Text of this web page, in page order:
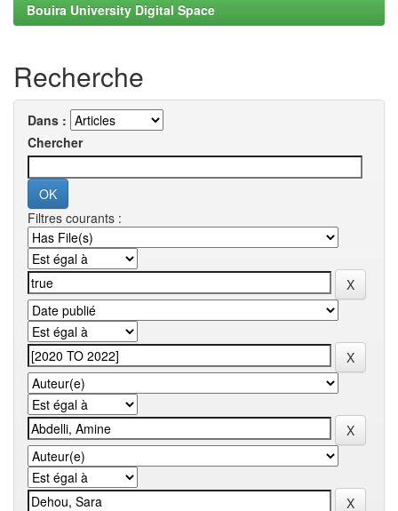
Bouira University Digital Space
Recherche
Dans :
Chercher
Filtres courants :